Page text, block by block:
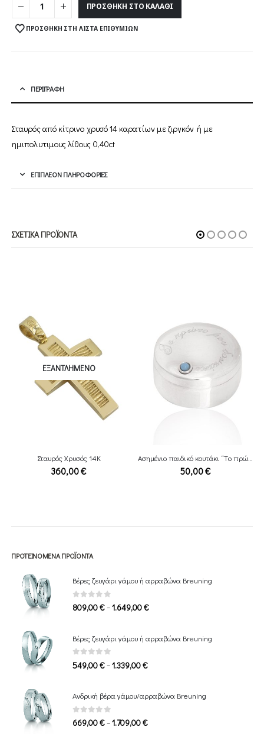
ΠΡΟΣΘΉΚΗ ΣΤΟ ΚΑΛΆΘΙ
ΠΡΟΣΘΉΚΗ ΣΤΗ ΛΊΣΤΑ ΕΠΙΘΥΜΙΏΝ
ΠΕΡΙΓΡΑΦΉ
Σταυρός από κίτρινο χρυσό 14 καρατίων με ζιργκόν ή με
ημιπολυτιμους λίθους 0,40ct
ΕΠΙΠΛΈΟΝ ΠΛΗΡΟΦΟΡΊΕΣ
ΣΧΕΤΙΚΆ ΠΡΟΪΌΝΤΑ
ΕΞΑΝΤΛΗΜΈΝΟ
Σταυρός Χρυσός 14Κ
360,00€ 50,00€
ΠΡΟΤΕΙΝΌΜΕΝΑ ΠΡΟΪΌΝΤΑ
Βέρες ζευγάρι γάμου ή αρραβώνα Breuning
0out of 5
809,00€–1.649,00€Price
through
Βέρες ζευγάρι γάμου ή αρραβώνα Breuning
0 out of 5
549,00€–1.339,00€Price
through
Ανδρική βέρα γάμου/αρραβώνα Breuning
0 out of 5
669,00€–1.709,00€Price